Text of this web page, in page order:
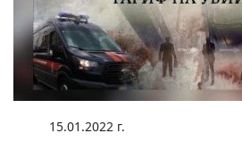
15.01.2022 г.